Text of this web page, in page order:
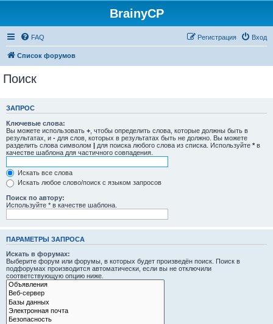
BrainyCP
FAQ Вход
Регистрация
Список форумов
Поиск
ЗАПРОС
Ключевые слова:
Вы можете использовать + , чтобы определить слова, которые должны быть в
результатах, и - для слов, которых в результатах быть не должно. Вы можете
разделить слова символом | для поиска любого слова из списка. Используйте * в
качестве шаблона для частичного совпадения.
Искать все слова
Искать любое слово/поиск с языком запросов
Поиск по автору:
Используйте * в качестве шаблона.
ПАРАМЕТРЫ ЗАПРОСА
Искать в форумах:
Выберите форум или форумы, в которых будет произведён поиск. Поиск в
подфорумах производится автоматически, если вы не отключили
соответствующую опцию ниже.